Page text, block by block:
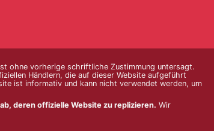
ohne vorherige schriftliche Zustimmung untersagt.
Händlern, die auf dieser Website aufgeführt
ist informativ und kann nicht verwendet werden, um
deren offizielle Website zu replizieren. Wir